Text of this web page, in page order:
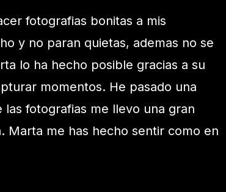
fotografias bonitas a mis
y no paran quietas, ademas no se
lo ha hecho posible gracias a su
momentos. He pasado una
fotografias me llevo una gran
Marta me has hecho sentir como en